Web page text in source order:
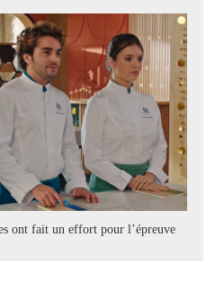
ont fait un effort pour l’épreuve